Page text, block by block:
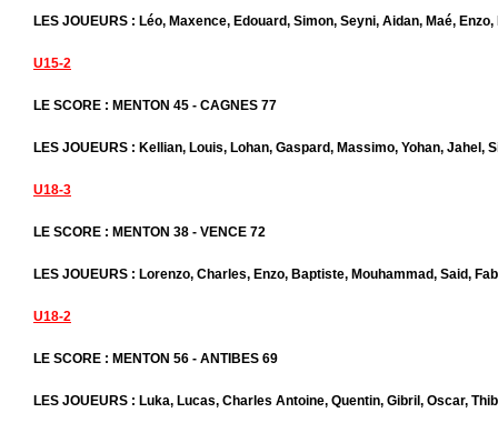
LES JOUEURS : Léo, Maxence, Edouard, Simon, Seyni, Aidan, Maé,
U15-2
LE SCORE : MENTON 45 - CAGNES 77
LES JOUEURS : Kellian, Louis, Lohan, Gaspard, Massimo, Yohan, Jahel,
U18-3
LE SCORE : MENTON 38 - VENCE 72
LES JOUEURS : Lorenzo, Charles, Enzo, Baptiste, Mouhammad, Said,
U18-2
LE SCORE : MENTON 56 - ANTIBES 69
LES JOUEURS : Luka, Lucas, Charles Antoine, Quentin, Gibril, Oscar,